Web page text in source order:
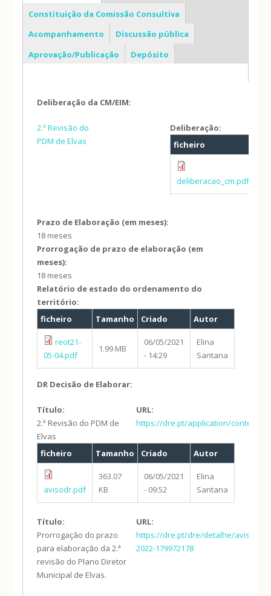
Constituição da Comissão Consultiva
Acompanhamento
Discussão pública
Aprovação/Publicação
Depósito
Deliberação da CM/EIM:
2.ª Revisão do
PDM de Elvas
Deliberação:
ficheiro
deliberacao_cm.pdf
Prazo de Elaboração (em meses):
18 meses
Prorrogação de prazo de elaboração (em
meses):
18 meses
Relatório de estado do ordenamento do
território:
ficheiro
Tamanho Criado Autor
reot21-
05-04.pdf
1.99 MB
06/05/2021
- 14:29
Elina
Santana
DR Decisão de Elaborar:
Título:
2.ª Revisão do PDM de
Elvas
URL:
https://dre.pt/application/conteudo/
ficheiro Tamanho Criado Autor
avisodr.pdf
363.07
KB
06/05/2021
- 09:52
Elina
Santana
Título:
Prorrogação do prazo
para elaboração da 2.ª
revisão do Plano Diretor
Municipal de Elvas.
URL:
https://dre.pt/dre/detalhe/aviso/
2022-179972178